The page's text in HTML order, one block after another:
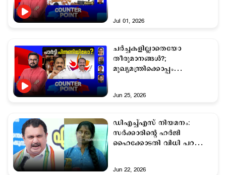
Jul 01, 2026
ചര്‍ച്ചകളില്ലാതെയോ
തീരുമാനങ്ങള്‍?;
മുഖ്യമന്ത്രിക്കൊപ്പം
Jun 25, 2026
ഡിഎച്ച്എസ് നിയമനം:
സർക്കാരിന്റെ ഹർജി
ഹൈക്കോടതി വിധി പറയാൻ
Jun 22, 2026